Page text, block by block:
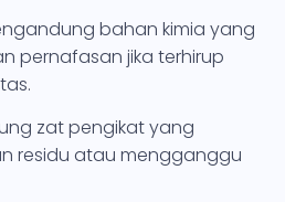
bahan kimia yang
pernafasan jika terhirup
zat pengikat yang
residu atau mengganggu